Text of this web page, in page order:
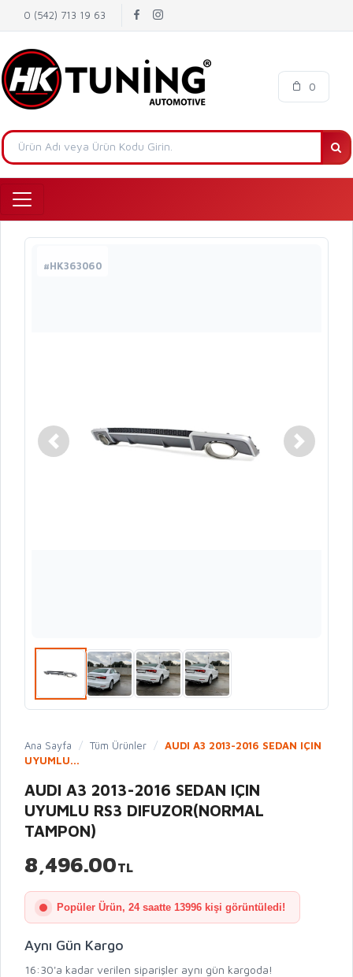
0 (542) 713 19 63
0
#HK363060
Ana Sayfa / Tüm Ürünler / AUDI A3 2013-2016 SEDAN IÇIN
UYUMLU...
AUDI A3 2013-2016 SEDAN IÇIN
UYUMLU RS3 DIFUZOR(NORMAL
TAMPON)
8,496.00TL
Popüler Ürün, 24 saatte 13996 kişi görüntüledi!
Aynı Gün Kargo
16:30'a kadar verilen siparişler aynı gün kargoda!